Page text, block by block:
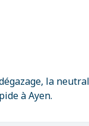
la
à Ayen.